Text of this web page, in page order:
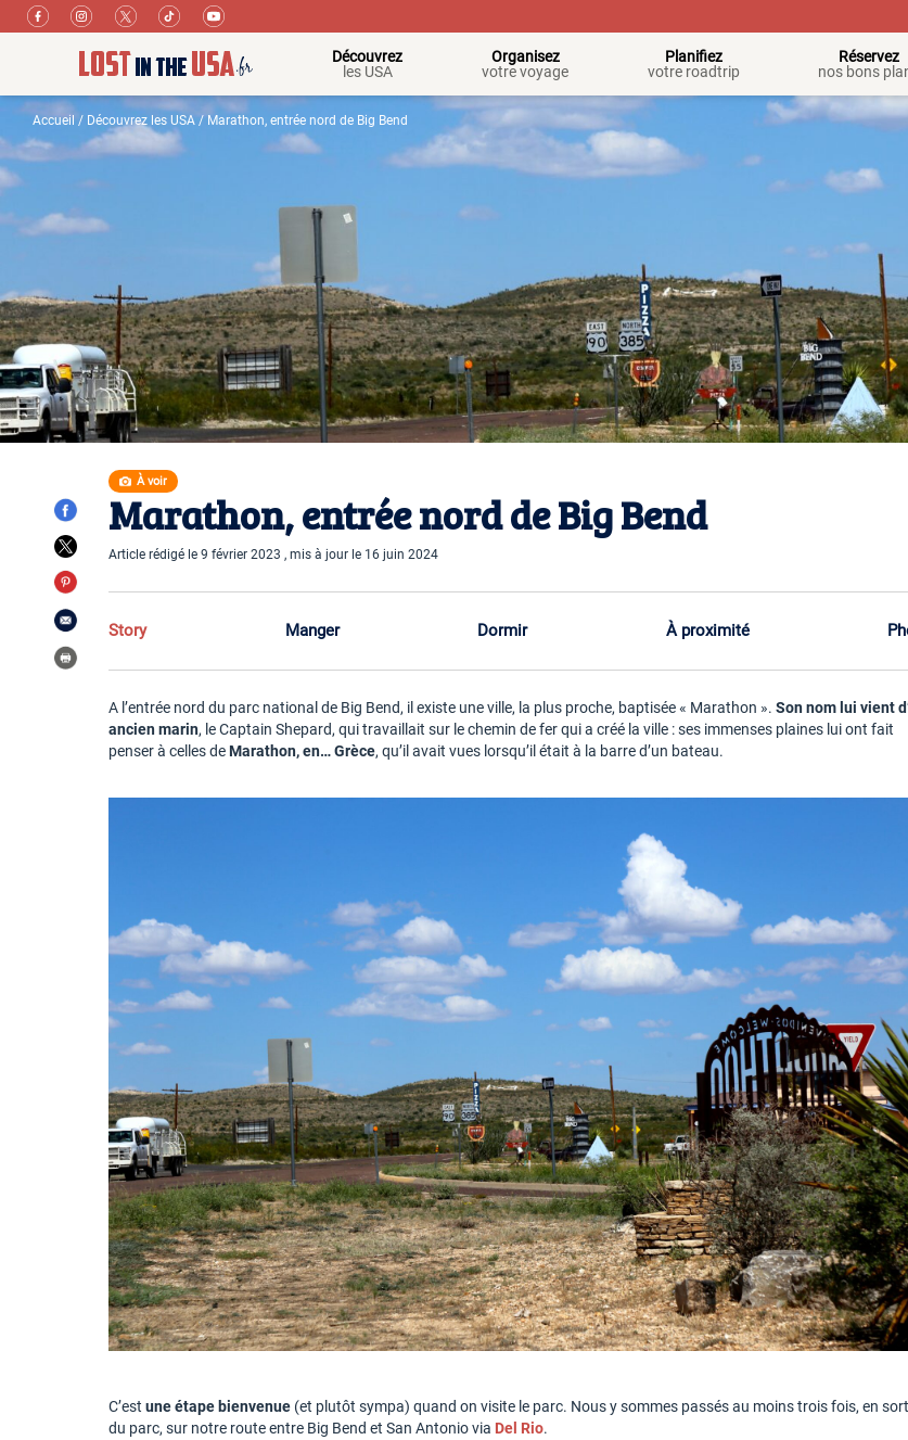
Découvrez
les USA
Organisez
votre voyage
Planifiez
votre roadtrip
Réservez
nos bons
Accueil/ Découvrez les USA/ Marathon, entrée nord de Big Bend
À voir
Marathon, entrée nord de Big Bend
Article rédigé le 9 février 2023 , mis à jour le 16 juin 2024
Story Manger Dormir À proximité
A l’entrée nord du parc national de Big Bend, il existe une ville, la plus proche, baptisée « Marathon ».Son nom lui vient
ancien marin, le Captain Shepard, qui travaillait sur le chemin de fer qui a créé la ville : ses immenses plaines lui ont fait
penser à celles deMarathon, en… Grèce, qu’il avait vues lorsqu’il était à la barre d’un bateau.
C’estune étape bienvenue (et plutôt sympa) quand on visite le parc. Nous y sommes passés au moins trois fois, en
du parc, sur notre route entre Big Bend et San Antonio via Del Rio.